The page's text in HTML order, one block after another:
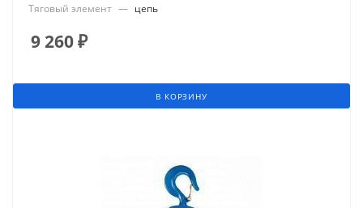
Тяговый элемент — цепь
9 260₽
В КОРЗИНУ